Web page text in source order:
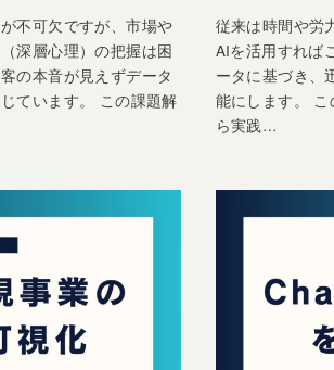
不可欠ですが、市場や
深層心理）の把握は困
の本音が見えずデータ
ています。 この課題解
従来は時間や労
AIを活用すれば
ータに基づき、
能にします。
ら実践…